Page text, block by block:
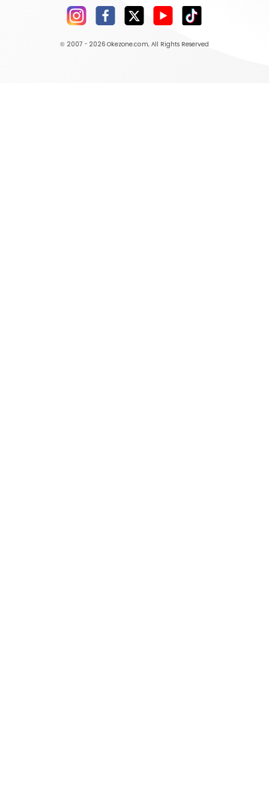
© 2007 - 2026 Okezone.com, All Rights Reserved